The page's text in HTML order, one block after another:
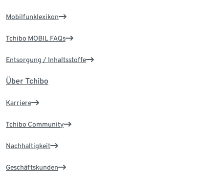
Mobilfunklexikon
Tchibo MOBIL FAQs
Entsorgung / Inhaltsstoffe
Über Tchibo
Karriere
Tchibo Community
Nachhaltigkeit
Geschäftskunden